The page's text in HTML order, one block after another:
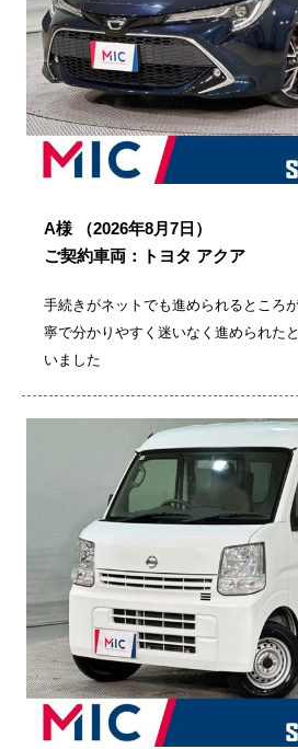
A様
（2026年8月7日）
ご契約車両：トヨタ アクア
手続きがネットでも進められるところ
寧で分かりやすく迷いなく進められた
いました